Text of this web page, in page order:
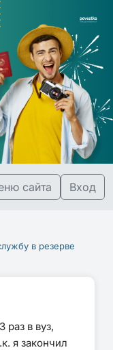
сайта Вход
в резерве
раз в вуз,
я закончил